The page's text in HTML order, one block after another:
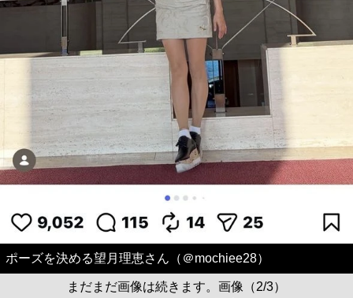
ポーズを決める望月理恵さん（＠mochiee28）
まだまだ画像は続きます。画像（2/3）